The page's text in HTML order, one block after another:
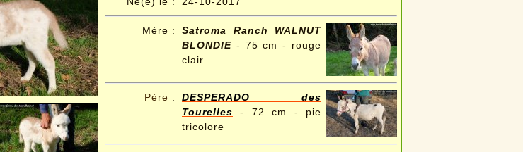
Mère :
Satroma Ranch WALNUT
BLONDIE - 75 cm - rouge
clair
Père :
DESPERADO des
Tourelles - 72 cm - pie
tricolore